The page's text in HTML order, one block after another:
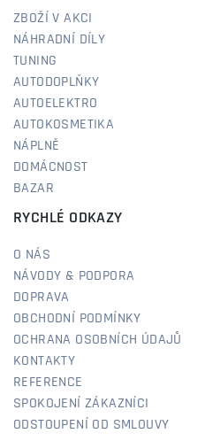
ZBOŽÍ V AKCI
NÁHRADNÍ DÍLY
TUNING
AUTODOPLŇKY
AUTOELEKTRO
AUTOKOSMETIKA
NÁPLNĚ
DOMÁCNOST
BAZAR
RYCHLÉ ODKAZY
O NÁS
NÁVODY & PODPORA
DOPRAVA
OBCHODNÍ PODMÍNKY
OCHRANA OSOBNÍCH ÚDAJŮ
KONTAKTY
REFERENCE
SPOKOJENÍ ZÁKAZNÍCI
ODSTOUPENÍ OD SMLOUVY